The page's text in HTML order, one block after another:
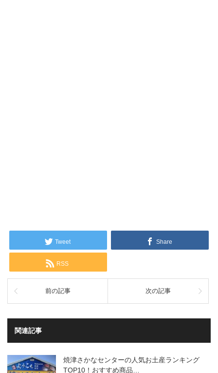
Tweet Share
RSS
前の記事 次の記事
関連記事
焼津さかなセンターの人気お土産ランキング
TOP10！おすすめ商品…